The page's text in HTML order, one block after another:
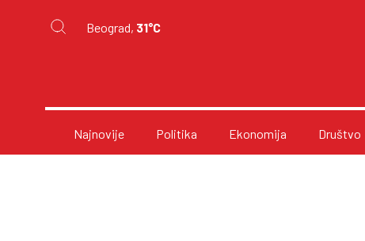
Beograd, 31°C
Najnovije Politika Ekonomija Društvo